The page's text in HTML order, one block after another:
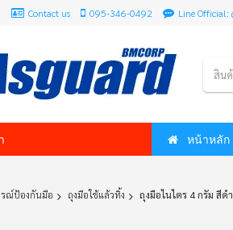
Contact us 095-346-0492 Line Official:
สิน
หน้าหลัก
ณ์ป้องกันมือ ถุงมือใช้แล้วทิ้ง ถุงมือไนไตร 4 กรัม สีดำ